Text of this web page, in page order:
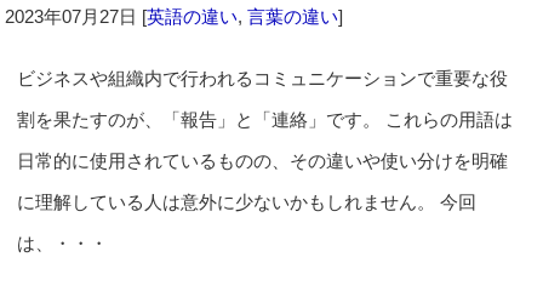
2023年07月27日 [英語の違い,言葉の違い]
ビジネスや組織内で行われるコミュニケーションで重要な役
割を果たすのが、「報告」と「連絡」です。 これらの用語は
日常的に使用されているものの、その違いや使い分けを明確
に理解している人は意外に少ないかもしれません。 今回
は、・・・